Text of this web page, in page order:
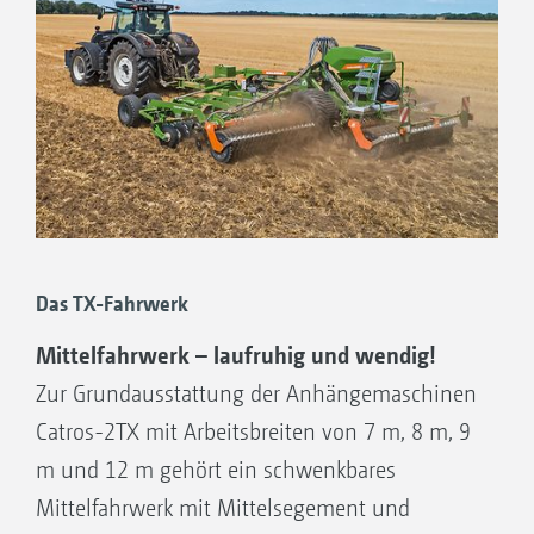
Das TX-Fahrwerk
Mittelfahrwerk – laufruhig und wendig!
Zur Grundausstattung der Anhängemaschinen
Catros-2TX mit Arbeitsbreiten von 7 m, 8 m, 9
m und 12 m gehört ein schwenkbares
Mittelfahrwerk mit Mittelsegement und